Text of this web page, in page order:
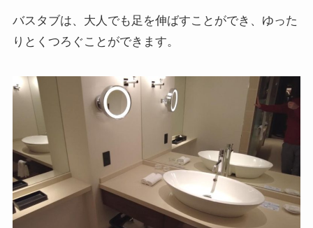
バスタブは、大人でも足を伸ばすことができ、ゆった
りとくつろぐことができます。